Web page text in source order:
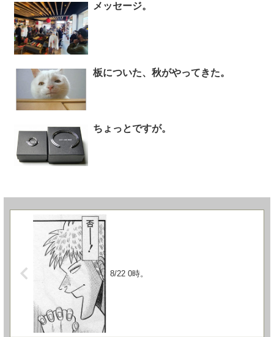
メッセージ。
板についた、秋がやってきた。
ちょっとですが。
8/22 0時。